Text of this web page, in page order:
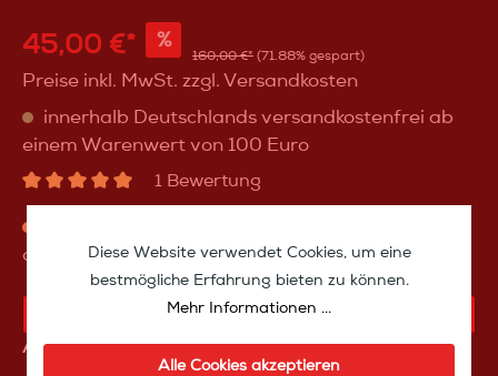
45,00 €* %
160,00 €* (71.88% gespart)
Preise inkl. MwSt. zzgl. Versandkosten
innerhalb Deutschlands versandkostenfrei ab
einem Warenwert von 100 Euro
1 Bewertung
abverkauft
KAUFANFRAGE
Artikelnummer:spcin6100
Diese Website verwendet Cookies, um eine
bestmögliche Erfahrung bieten zu können.
Mehr Informationen ...
Alle Cookies akzeptieren